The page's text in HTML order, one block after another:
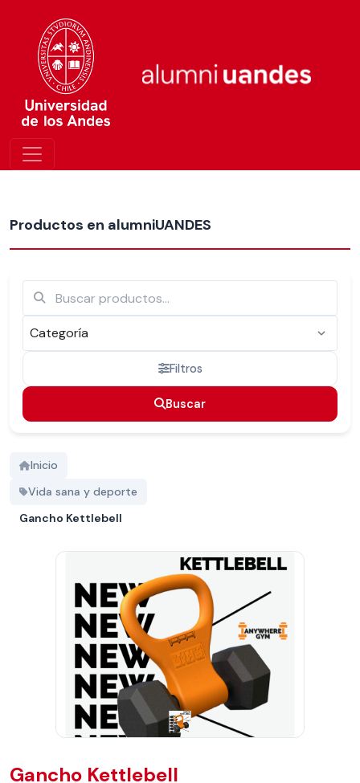
Productos en alumniUANDES
Filtros
Buscar
Inicio
Vida sana y deporte
Gancho Kettlebell
Gancho Kettlebell